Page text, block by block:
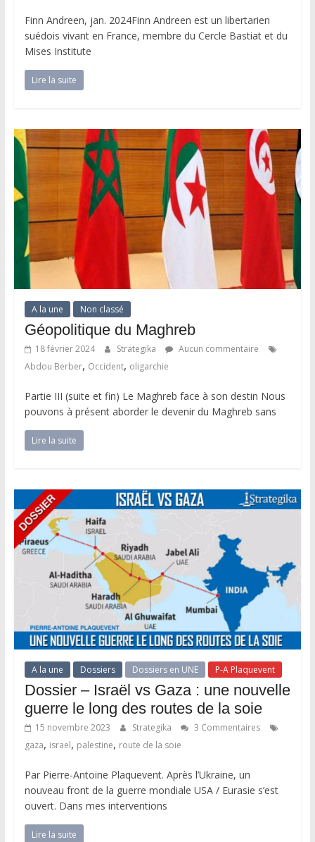
Finn Andreen, jan. 2024Finn Andreen est un libertarien
suédois vivant en France, membre du Cercle Bastiat et du
Mises Institute
Lire la suite
A la une Non classé
Géopolitique du Maghreb
18 février 2024 Strategika
Aucun commentaire
Abdou Berber, Occident, oligarchie
Partie III (suite et fin) Le Maghreb face à son destin Nous
pouvons à présent aborder le devenir du Maghreb sans
Lire la suite
A la une Dossiers Dossiers en UNE P-A Plaquevent
Dossier – Israël vs Gaza : une nouvelle
guerre le long des routes de la soie
15 novembre 2023 Strategika
3 Commentaires
gaza, israel, palestine, route de la soie
Par Pierre-Antoine Plaquevent. Après l’Ukraine, un
nouveau front de la guerre mondiale USA / Eurasie s’est
ouvert. Dans mes interventions
Lire la suite